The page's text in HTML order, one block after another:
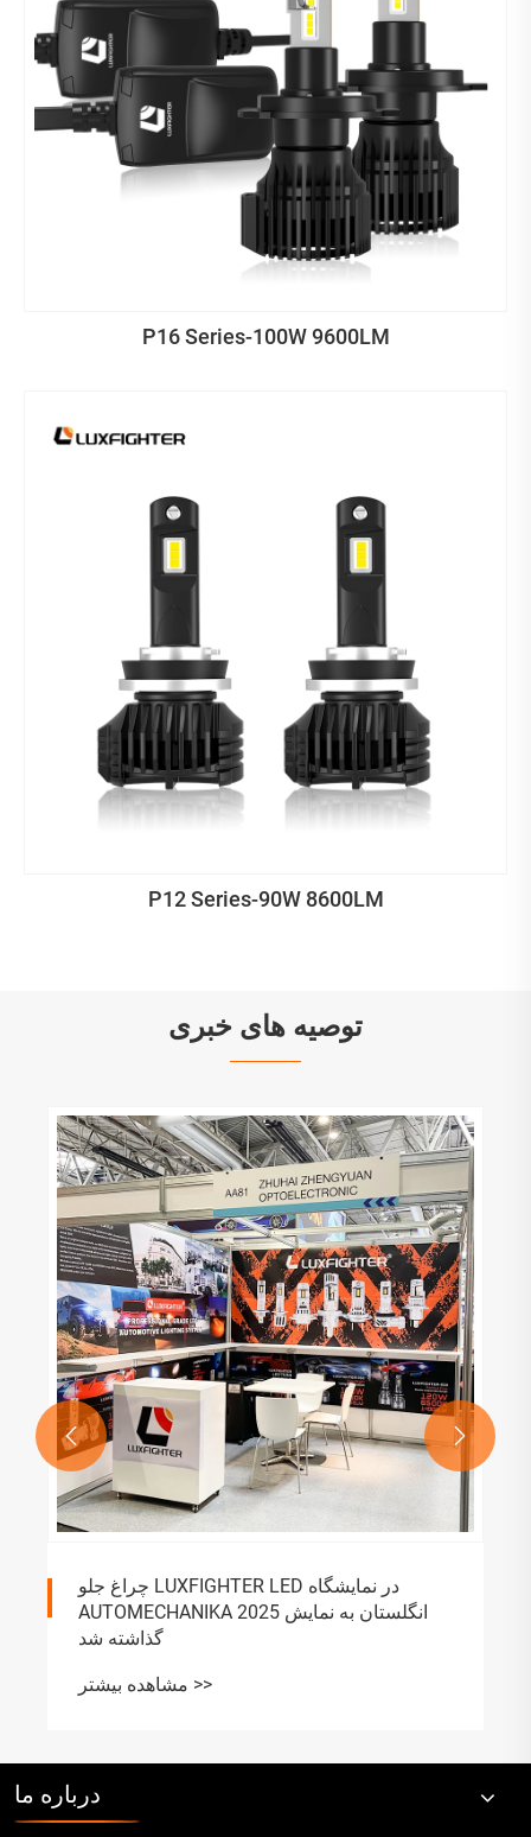
P16 Series-100W 9600LM
P12 Series-90W 8600LM
توصیه های خبری
چراغ جلو LUXFIGHTER LED در نمایشگاه
AUTOMECHANIKA 2025 انگلستان به نمایش
گذاشته شد
مشاهده بیشتر >>
 
درباره ما